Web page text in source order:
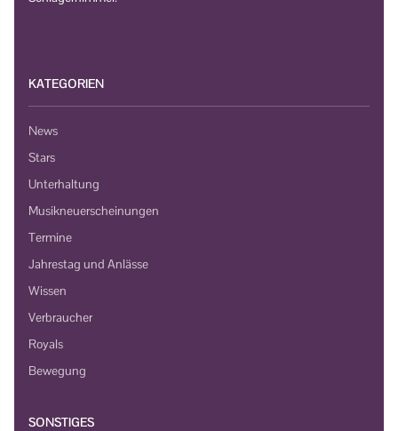
KATEGORIEN
News
Stars
Unterhaltung
Musikneuerscheinungen
Termine
Jahrestag und Anlässe
Wissen
Verbraucher
Royals
Bewegung
SONSTIGES